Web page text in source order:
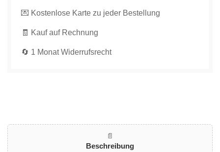
Grün
Schwarz
Feierlichkeiten
Grün
Schwarz
Feierlichkeiten
💌 Kostenlose Karte zu jeder Bestellung
🧾 Kauf auf Rechnung
🔄 1 Monat Widerrufsrecht
📄
Beschreibung